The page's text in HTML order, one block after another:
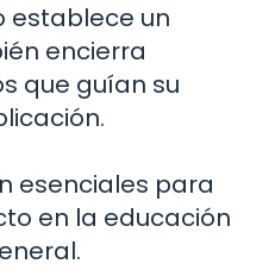
establece un
encierra
que guían su
esenciales para
en la educación